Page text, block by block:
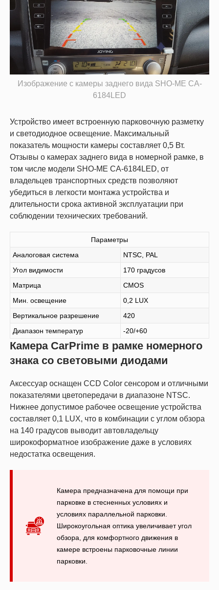
Изображение с камеры заднего вида SHO-ME CA-
6184LED
Устройство имеет встроенную парковочную разметку
и светодиодное освещение. Максимальный
показатель мощности камеры составляет 0,5 Вт.
Отзывы о камерах заднего вида в номерной рамке, в
том числе модели SHO-ME CA-6184LED, от
владельцев транспортных средств позволяют
убедиться в легкости монтажа устройства и
длительности срока активной эксплуатации при
соблюдении технических требований.
Параметры
Аналоговая система
NTSC, PAL
Угол видимости
170 градусов
Матрица
CMOS
Мин. освещение
0,2 LUX
Вертикальное разрешение
420
Диапазон температур
-20/+60
Камера CarPrime в рамке номерного
знака со световыми диодами
Аксессуар оснащен CCD Color сенсором и отличными
показателями цветопередачи в диапазоне NTSC.
Нижнее допустимое рабочее освещение устройства
составляет 0,1 LUX, что в комбинации с углом обзора
на 140 градусов выводит автовладельцу
широкоформатное изображение даже в условиях
недостатка освещения.
Камера предназначена для помощи при
парковке в стесненных условиях и
условиях параллельной парковки.
Широкоугольная оптика увеличивает угол
обзора, для комфортного движения в
камере встроены парковочные линии
парковки.